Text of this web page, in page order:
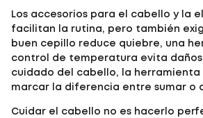
Los accesorios para el cabello y la
facilitan la rutina, pero también
buen cepillo reduce quiebre, una
control de temperatura evita daños
cuidado del cabello, la
marcar la diferencia entre sumar o
Cuidar el cabello no es hacerlo